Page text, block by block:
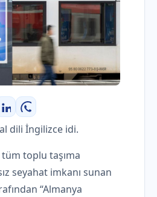
LinkedInWhatsApp
dili İngilizce idi.
toplu taşıma
seyahat imkanı sunan
“Almanya